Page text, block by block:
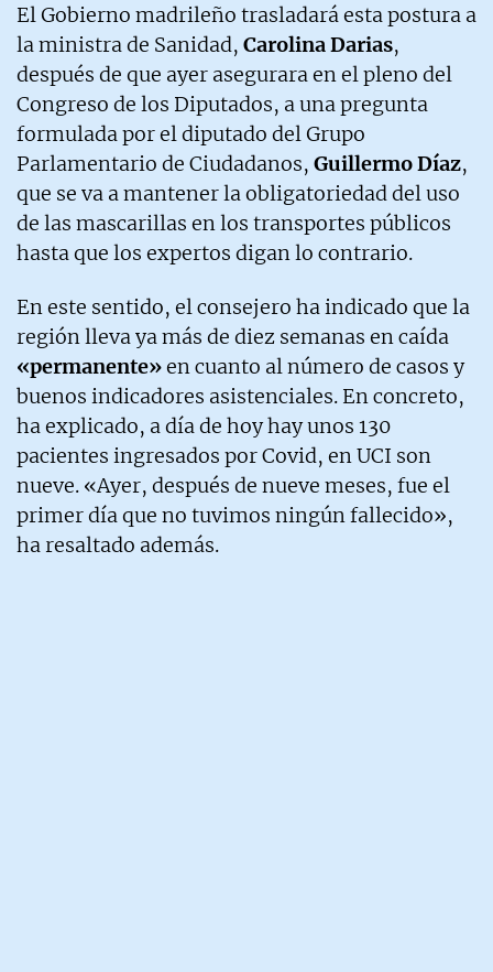
El Gobierno madrileño trasladará esta postura a
la ministra de Sanidad, Carolina Darias,
después de que ayer asegurara en el pleno del
Congreso de los Diputados, a una pregunta
formulada por el diputado del Grupo
Parlamentario de Ciudadanos, Guillermo Díaz,
que se va a mantener la obligatoriedad del uso
de las mascarillas en los transportes públicos
hasta que los expertos digan lo contrario.
En este sentido, el consejero ha indicado que la
región lleva ya más de diez semanas en caída
«permanente»en cuanto al número de casos y
buenos indicadores asistenciales. En concreto,
ha explicado, a día de hoy hay unos 130
pacientes ingresados por Covid, en UCI son
nueve. «Ayer, después de nueve meses, fue el
primer día que no tuvimos ningún fallecido»,
ha resaltado además.